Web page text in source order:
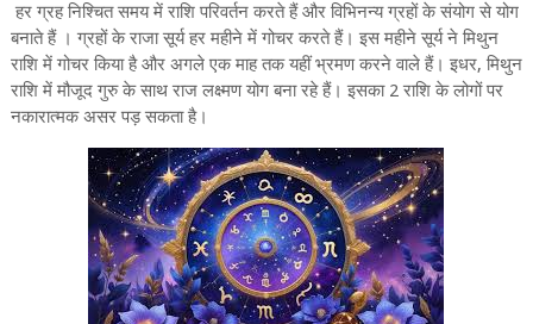
हर ग्रह निश्चित समय में राशि परिवर्तन करते हैं और विभिनन्य ग्रहों के संयोग से योग
बनाते हैं । ग्रहों के राजा सूर्य हर महीने में गोचर करते हैं। इस महीने सूर्य ने मिथुन
राशि में गोचर किया है और अगले एक माह तक यहीं भ्रमण करने वाले हैं। इधर, मिथुन
राशि में मौजूद गुरु के साथ राज लक्ष्मण योग बना रहे हैं। इसका 2 राशि के लोगों पर
नकारात्मक असर पड़ सकता है।